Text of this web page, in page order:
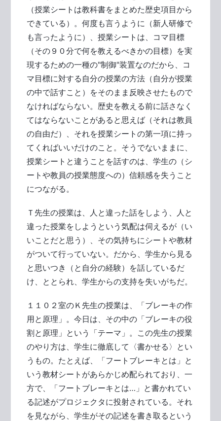
（授業シートは教科書をまとめた歴史項目から
できている）。何度も言うように（新人研修で
も言ったように）、授業シートは、コマ目標
（その９０分で何を教えるべきかの目標）を実
現するための一種の"制御"装置なのだから、コ
マ目標に対する自分の授業の方法（自分が授業
の中で話すこと）をそのまま反映させたもので
なければならない。歴史を教える前に話さなく
てはならないことがあると思えば（それは教員
の自由だ）、それを授業シートの第一項に持っ
てくればいいだけのこと。そうでないままに、
授業シートと違うことを話すのは、学生の（シ
ートや教員の授業態度への）信頼感を失うこと
につながる。
Ｔ先生の授業は、人と違った話をしよう、人と
違った授業をしようという気配は伺えるが（い
いことだと思う）、その気持ちにシートや教材
がついて行っていない。だから、学生から見る
と思いつき（と自分の経験）を話しているだ
け、ととられ、学生からの支持を失いがちだ。
１１０２室のＫ先生の授業は、「ブレーキの作
用と原理」。今日は、その中の「ブレーキの役
割と原理」という「テーマ」。この先生の授業
のやり方は、学生に徹底して〈書かせる〉とい
うもの。たとえば、「フートブレーキとは」と
いう教材シートがあらかじめ配られており、一
方で、「フートブレーキとは…」と書かれてい
る記述がプロジェクタに投射されている。それ
を見ながら、学生がその記述を書き取るという